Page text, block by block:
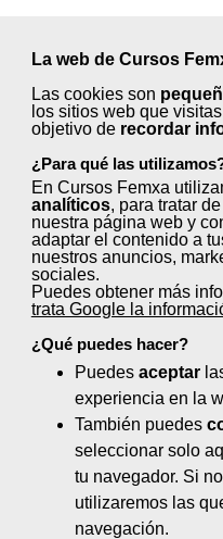
La web de Cursos
Las cookies son
los sitios web que
objetivo de recordar
¿Para qué las
En Cursos Femxa
analíticos, para tratar de
nuestra página web y
adaptar el contenido a
nuestros anuncios,
sociales.
Puedes obtener más
trata Google la
¿Qué puedes hacer?
Puedes aceptar
experiencia en la
También puedes
seleccionar solo
tu navegador. Si
utilizaremos las
navegación.
septiembre
Animación
Control de
horas)
El servicio de
sanitarios y
Gestión de la
sector de la
Logística en bar:
almacenaje de
horas)